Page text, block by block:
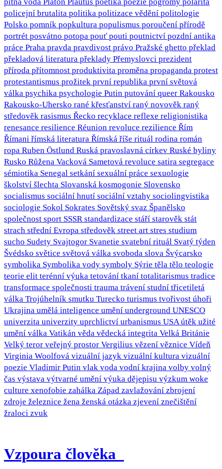
policejní brutalita politika politizace vědění politologie
Polsko pomník popkultura populismus poroučení přírodě
portrét posvátno potopa pouť pouti poutnictví pozdní antika
práce Praha pravda pravdivost právo Pražské ghetto překlad
překladová literatura překlady Přemyslovci prezident
příroda přítomnost produktivita proměna propaganda protest
protestantismus prožitek první republika první světová
válka psychika psychologie Putin putování queer Rakousko
Rakousko-Uhersko rané křesťanství raný novověk raný
středověk rasismus Řecko recyklace reflexe religionistika
renesance resilience Réunion revoluce rezilience Řím
Římani římská literatura Římská říše rituál rodina román
ropa Ruben Östlund Ruská pravoslavná církev Ruské byliny
Rusko Růžena Vacková Sametová revoluce satira segregace
sémiotika Senegal setkání sexuální práce sexuologie
školství šlechta Slovanská kosmogonie Slovensko
socialismus sociální hnutí sociální vztahy sociolingvistika
sociologie Sokol Sokrates Sovětský svaz Španělsko
společnost sport SSSRstandardizace stáří starověk stát
strach střední Evropa středověk street art stres studium
sucho Sudety Svajtogor Svanetie svatební rituál Svatý týden
Švédsko světice světová válka svoboda slova Švýcarsko
symbolika Symbolika vody symboly Sýrie těla tělo teologie
teorie elit terénní výuka tetování tkaní totalitarismus tradice
transformace společnosti trauma trávení studní třicetiletá
válka Trojúhelník smutku Turecko turismus tvořivost úhoři
Ukrajina umělá inteligence umění underground UNESCO
univerzita univerzity uprchlictví urbanismus USAútěk užité
umění válka Vatikán věda vědecká integrita Velká Británie
Velký teror veřejný prostor Vergilius vězení věznice Vídeň
Virginia Woolfová vizuální jazyk vizuální kultura vizuální
poezie Vladimir Putin vlak voda vodní krajina volby volný
čas výstava výtvarné umění výuka dějepisu výzkum woke
culture xenofobie zahálka Západ zavlažování zbrojení
zdroje železnice žena ženská otázka zjevení znečištění
žraloci zvuk
Vzpoura člověka